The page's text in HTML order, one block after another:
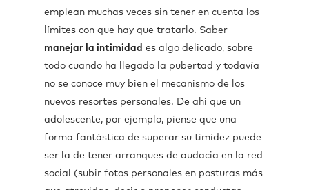
emplean muchas veces sin tener en cuenta los
límites con que hay que tratarlo. Saber
manejar la intimidad es algo delicado, sobre
todo cuando ha llegado la pubertad y todavía
no se conoce muy bien el mecanismo de los
nuevos resortes personales. De ahí que un
adolescente, por ejemplo, piense que una
forma fantástica de superar su timidez puede
ser la de tener arranques de audacia en la red
social (subir fotos personales en posturas más